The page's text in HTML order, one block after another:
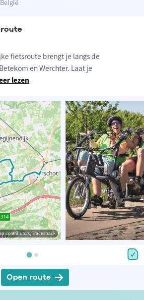
fietsroute brengt je langs de
en Werchter. Laat je
lezen
contributors, Tracestrack
Open route